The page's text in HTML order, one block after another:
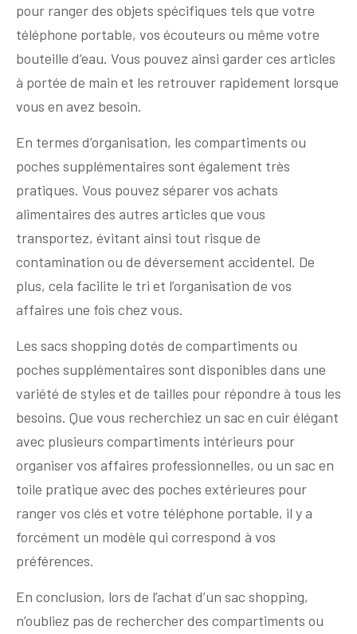
pour ranger des objets spécifiques tels que votre
téléphone portable, vos écouteurs ou même votre
bouteille d’eau. Vous pouvez ainsi garder ces articles
à portée de main et les retrouver rapidement lorsque
vous en avez besoin.
En termes d’organisation, les compartiments ou
poches supplémentaires sont également très
pratiques. Vous pouvez séparer vos achats
alimentaires des autres articles que vous
transportez, évitant ainsi tout risque de
contamination ou de déversement accidentel. De
plus, cela facilite le tri et l’organisation de vos
affaires une fois chez vous.
Les sacs shopping dotés de compartiments ou
poches supplémentaires sont disponibles dans une
variété de styles et de tailles pour répondre à tous les
besoins. Que vous recherchiez un sac en cuir élégant
avec plusieurs compartiments intérieurs pour
organiser vos affaires professionnelles, ou un sac en
toile pratique avec des poches extérieures pour
ranger vos clés et votre téléphone portable, il y a
forcément un modèle qui correspond à vos
préférences.
En conclusion, lors de l’achat d’un sac shopping,
n’oubliez pas de rechercher des compartiments ou